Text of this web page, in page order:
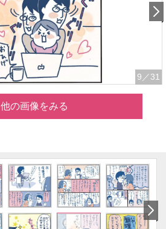
9 ／31
他の画像をみる